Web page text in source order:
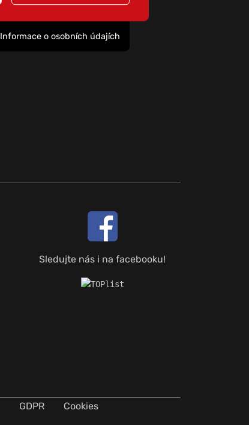
Informace o osobních údajích
Sledujte nás i na facebooku!
GDPR Cookies